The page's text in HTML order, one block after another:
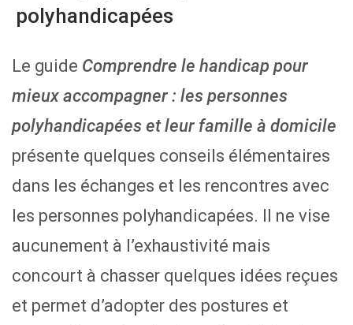
polyhandicapées
Le guide Comprendre le handicap pour
mieux accompagner : les personnes
polyhandicapées et leur famille à domicile
présente quelques conseils élémentaires
dans les échanges et les rencontres avec
les personnes polyhandicapées. Il ne vise
aucunement à l’exhaustivité mais
concourt à chasser quelques idées reçues
et permet d’adopter des postures et